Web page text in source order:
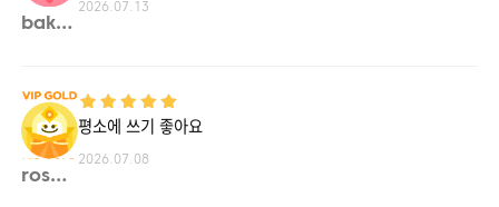
baksa**
2026.07.13
rose4**
평소에 쓰기 좋아요
2026.07.08